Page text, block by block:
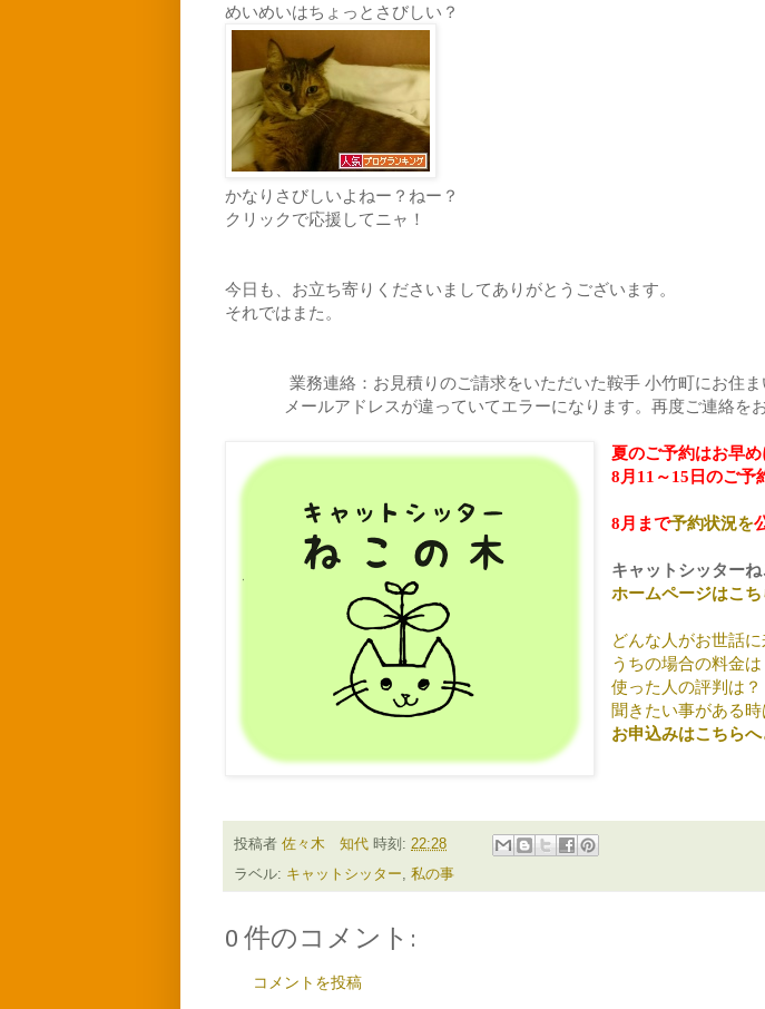
めいめいはちょっとさびしい？
かなりさびしいよねー？ねー？
クリックで応援してニャ！
今日も、お立ち寄りくださいましてありがとうございます。
それではまた。
業務連絡：お見積りのご請求をいただいた鞍手 小竹町にお住ま
メールアドレスが違っていてエラーになります。再度ご連絡を
夏のご予約はお早め
8月11～15日のご予
8月まで予約状況を
キャットシッター
ホームページはこち
どんな人がお世話に
うちの場合の料金は
使った人の評判は？
聞きたい事がある時
お申込みはこちら
投稿者 佐々木 知代 時刻: 22:28
ラベル: キャットシッター 私の事
0 件のコメント:
コメントを投稿